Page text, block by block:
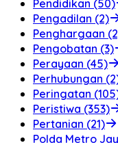
Pendidikan (50)
Pengadilan (2)
Penghargaan
Pengobatan (3)
Perayaan (45)
Perhubungan
Peringatan
Peristiwa (353)
Pertanian (21)
Polda Metro